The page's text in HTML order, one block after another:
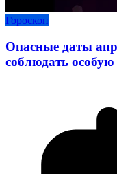
Гороскоп
Опасные даты
соблюдать